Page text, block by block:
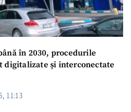
în 2030, procedurile
digitalizate și interconectate
11:13